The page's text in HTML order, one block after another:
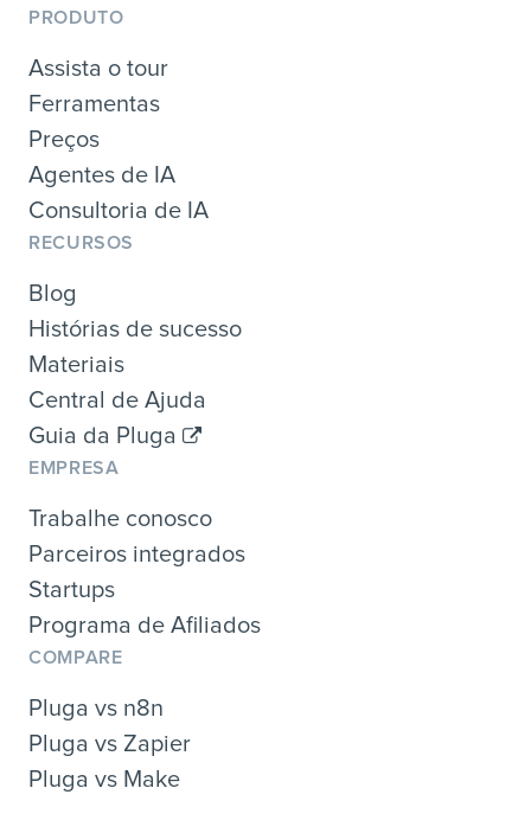
PRODUTO
Assista o tour
Ferramentas
Preços
Agentes de IA
Consultoria de IA
RECURSOS
Blog
Histórias de sucesso
Materiais
Central de Ajuda
Guia da Pluga
EMPRESA
Trabalhe conosco
Parceiros integrados
Startups
Programa de Afiliados
COMPARE
Pluga vs n8n
Pluga vs Zapier
Pluga vs Make